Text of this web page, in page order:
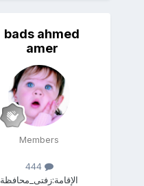
bads ahmed
amer
Members
444
الإقامة:زفتى_محافظة